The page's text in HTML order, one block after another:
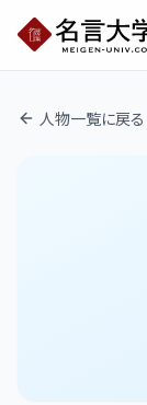
人物一覧に戻る